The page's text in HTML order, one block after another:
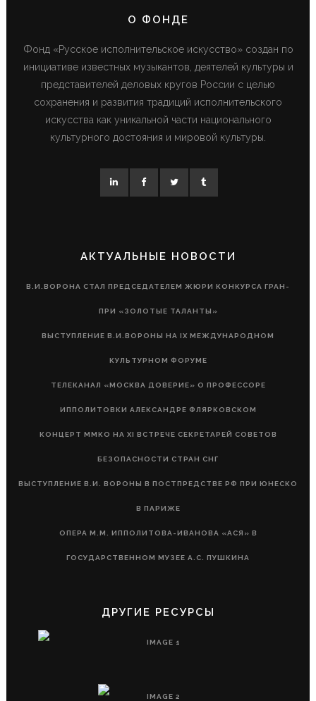
О ФОНДЕ
Фонд «Русское исполнительское искусство» создан по
инициативе известных музыкантов, деятелей культуры и
представителей деловых кругов России с целью
сохранения и развития традиций исполнительского
искусства как уникальной части национального
культурного достояния и мировой культуры.
АКТУАЛЬНЫЕ НОВОСТИ
В.И.ВОРОНА СТАЛ ПРЕДСЕДАТЕЛЕМ ЖЮРИ КОНКУРСА ГРАН-
ПРИ «ЗОЛОТЫЕ ТАЛАНТЫ»
ВЫСТУПЛЕНИЕ В.И.ВОРОНЫ НА IX МЕЖДУНАРОДНОМ
КУЛЬТУРНОМ ФОРУМЕ
ТЕЛЕКАНАЛ «МОСКВА ДОВЕРИЕ» О ПРОФЕССОРЕ
ИППОЛИТОВКИ АЛЕКСАНДРЕ ФЛЯРКОВСКОМ
КОНЦЕРТ ММКО НА XI ВСТРЕЧЕ СЕКРЕТАРЕЙ СОВЕТОВ
БЕЗОПАСНОСТИ СТРАН СНГ
ВЫСТУПЛЕНИЕ В.И. ВОРОНЫ В ПОСТПРЕДСТВЕ РФ ПРИ ЮНЕСКО
В ПАРИЖЕ
ОПЕРА М.М. ИППОЛИТОВА-ИВАНОВА «АСЯ» В
ГОСУДАРСТВЕННОМ МУЗЕЕ А.С. ПУШКИНА
ДРУГИЕ РЕСУРСЫ